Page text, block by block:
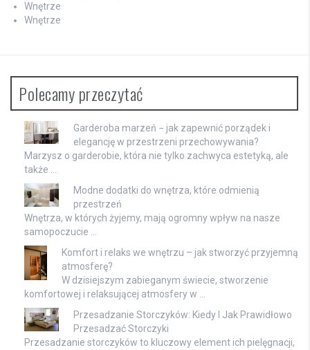
Wnętrze
Wnętrze
Polecamy przeczytać
Garderoba marzeń − jak zapewnić porządek i
elegancję w przestrzeni przechowywania?
Marzysz o garderobie, która nie tylko zachwyca estetyką, ale
także …
Modne dodatki do wnętrza, które odmienią
przestrzeń
Wnętrza, w których żyjemy, mają ogromny wpływ na nasze
samopoczucie …
Komfort i relaks we wnętrzu – jak stworzyć przyjemną
atmosferę?
W dzisiejszym zabieganym świecie, stworzenie
komfortowej i relaksującej atmosfery w …
Przesadzanie Storczyków: Kiedy I Jak Prawidłowo
Przesadzać Storczyki
Przesadzanie storczyków to kluczowy element ich pielęgnacji,